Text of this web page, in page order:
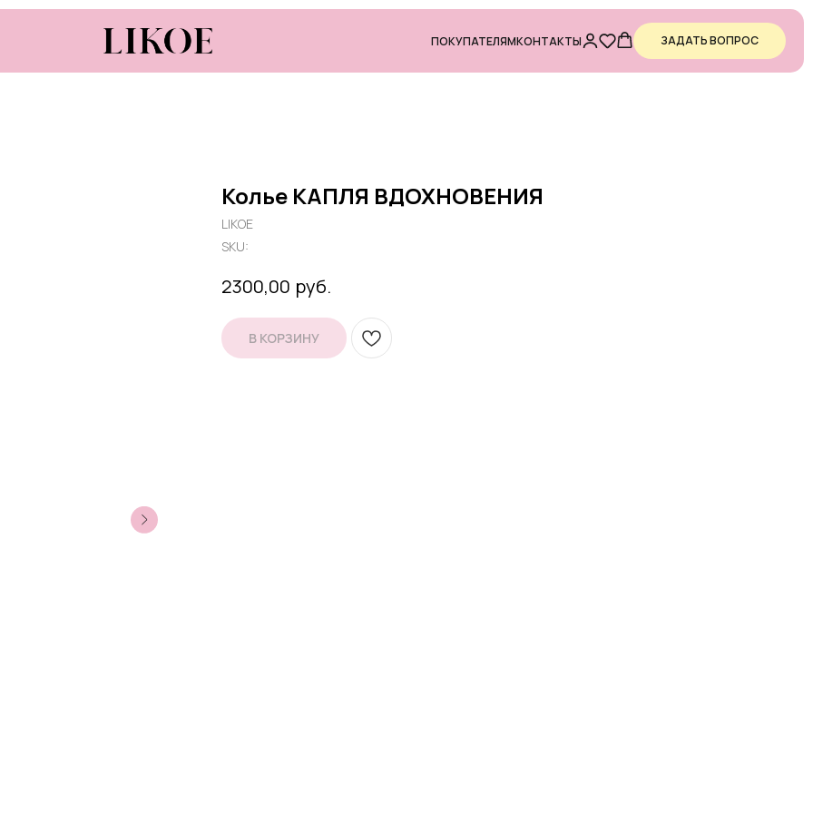
Колье КАПЛЯ ВДОХНОВЕНИЯ
LIKOE
SKU:
2300,00 руб.
В КОРЗИНУ
ПОКУПАТЕЛЯМКОНТАКТЫ ЗАДАТЬ ВОПРОС